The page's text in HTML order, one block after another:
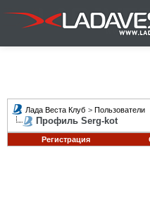
Лада Веста Клуб > Пользователи
Профиль Serg-kot
Регистрация